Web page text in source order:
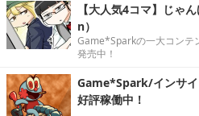
【大人気4コマ】じゃ
n）
Game*Sparkの一大コンテ
発売中！
Game*Spark/インサイ
好評稼働中！